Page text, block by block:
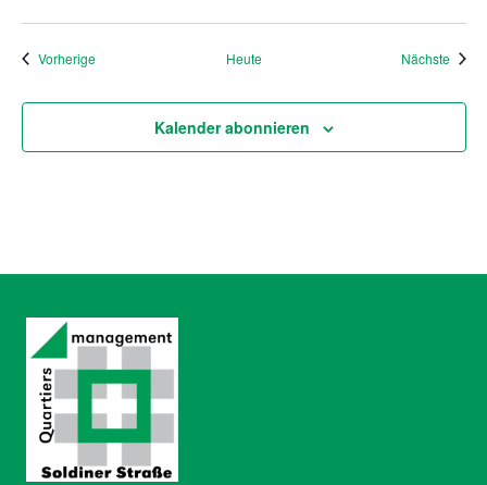
VorherigeVeranstaltungen Heute Nächste
Kalender abonnieren